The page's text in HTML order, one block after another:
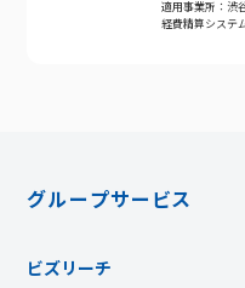
適用事業所：渋
経費精算システ
グループサービス
ビズリーチ